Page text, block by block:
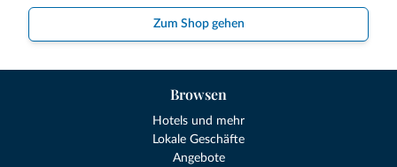
Zum Shop gehen
Browsen
Hotels und mehr
Lokale Geschäfte
Angebote